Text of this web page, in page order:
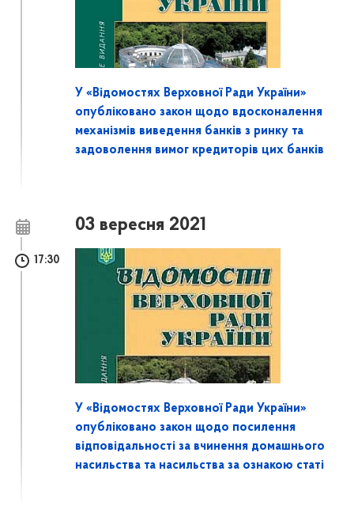
У «Відомостях Верховної Ради України»
опубліковано закон щодо вдосконалення
механізмів виведення банків з ринку та
задоволення вимог кредиторів цих банків
03 вересня 2021
17:30
У «Відомостях Верховної Ради України»
опубліковано закон щодо посилення
відповідальності за вчинення домашнього
насильства та насильства за ознакою статі